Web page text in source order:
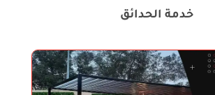
خدمة الحدائق